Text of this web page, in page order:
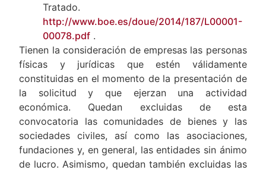
Tratado.
http://www.boe.es/doue/2014/187/L00001-
00078.pdf .
Tienen la consideración de empresas las personas
físicas y jurídicas que estén válidamente
constituidas en el momento de la presentación de
la solicitud y que ejerzan una actividad
económica. Quedan excluidas de esta
convocatoria las comunidades de bienes y las
sociedades civiles, así como las asociaciones,
fundaciones y, en general, las entidades sin ánimo
de lucro. Asimismo, quedan también excluidas las